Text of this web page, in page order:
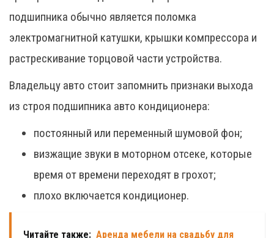
подшипника обычно является поломка
электромагнитной катушки, крышки компрессора и
растрескивание торцовой части устройства.
Владельцу авто стоит запомнить признаки выхода
из строя подшипника авто кондиционера:
постоянный или переменный шумовой фон;
визжащие звуки в моторном отсеке, которые
время от времени переходят в грохот;
плохо включается кондиционер.
Читайте также: Аренда мебели на свадьбу для